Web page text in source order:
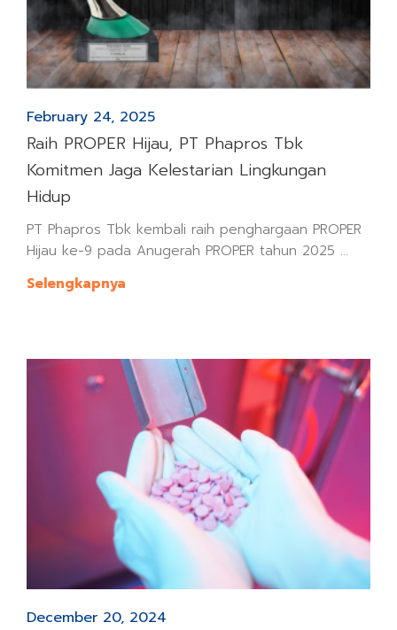
February 24, 2025
Raih PROPER Hijau, PT Phapros Tbk
Komitmen Jaga Kelestarian Lingkungan
Hidup
PT Phapros Tbk kembali raih penghargaan PROPER
Hijau ke-9 pada Anugerah PROPER tahun 2025 ...
Selengkapnya
December 20, 2024